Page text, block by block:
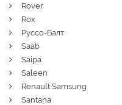
Rover
Rox
Руссо-Балт
Saab
Saipa
Saleen
Renault Samsung
Santana